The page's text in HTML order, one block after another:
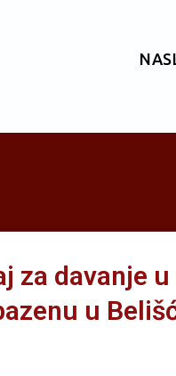
za davanje
u